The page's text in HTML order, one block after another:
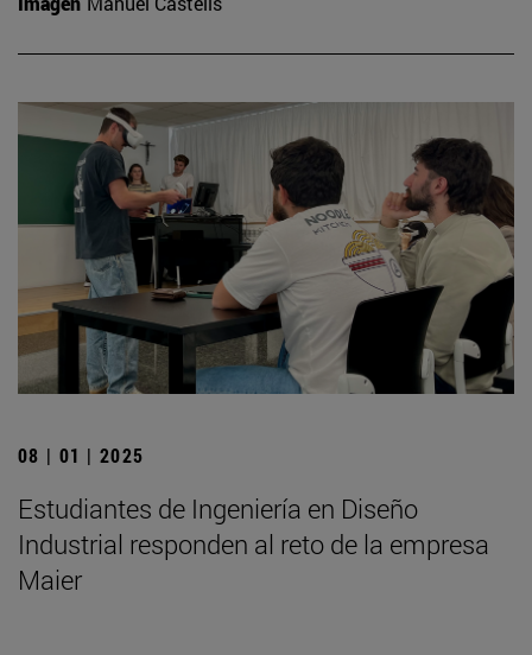
08 | 01 | 2025
Estudiantes de Ingeniería en Diseño
Industrial responden al reto de la empresa
Maier